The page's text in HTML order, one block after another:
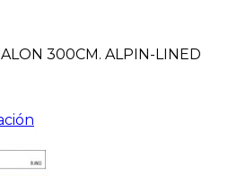
300CM. ALPIN-LINED